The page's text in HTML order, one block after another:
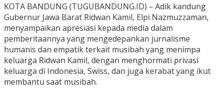
KOTA BANDUNG (TUGUBANDUNG.ID) – Adik kandung
Gubernur Jawa Barat Ridwan Kamil, Elpi Nazmuzzaman,
menyampaikan apresiasi kepada media dalam
pemberitaannya yang mengedepankan jurnalisme
humanis dan empatik terkait musibah yang menimpa
keluarga Ridwan Kamil, dengan menghormati privasi
keluarga di Indonesia, Swiss, dan juga kerabat yang ikut
membantu saat musibah.